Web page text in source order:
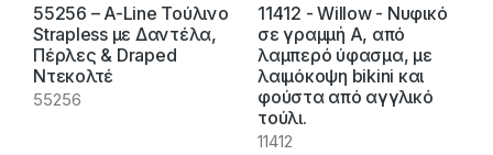
55256 – A-Line Τούλινο
Strapless με Δαντέλα,
Πέρλες & Draped
Ντεκολτέ
55256
11412 - Willow - Νυφικό
σε γραμμή Α, από
λαμπερό ύφασμα, με
λαιμόκοψη bikini και
φούστα από αγγλικό
τούλι.
11412